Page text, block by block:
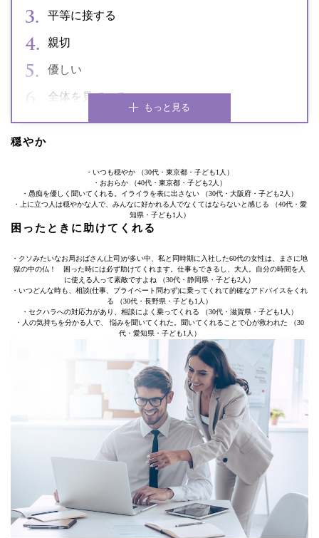
平等に接する
親切
優しい
全体を見ている
もっと見る
穏やか
・いつも穏やか （30代・東京都・子ども1人）
・おおらか （40代・東京都・子ども2人）
・愚痴を優しく聞いてくれる。イライラを表に出さない （30代・大阪府・子ども2人）
・上に立つ人は穏やかな人で、みんなに好かれる人でなくてはならないと感じる （40代・愛
知県・子ども1人）
困ったときに助けてくれる
・クソみたいなお局おばさん(上司)が多い中、私と同時期に入社した60代の女性は、まさに地
獄の中の仏！ 困った時には必ず助けてくれます。仕事もできるし、大人。自分の時間を人
に使える人って素敵ですよね （30代・静岡県・子ども2人）
・いつどんな時も、相談(仕事、プライベート問わず)に乗ってくれて的確なアドバイスをくれ
る （30代・長野県・子ども1人）
・セクハラへの対応力があり、相談によく乗ってくれる （30代・滋賀県・子ども1人）
・人の気持ちを分かる人で、 悩みを聞いてくれた。聞いてくれることで心が救われた （30
代・愛知県・子ども1人）